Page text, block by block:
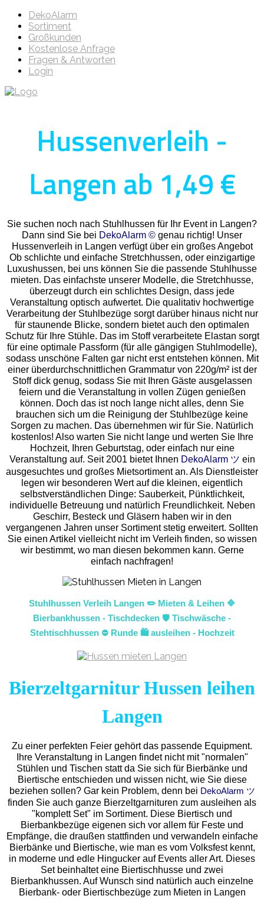
DekoAlarm
Sortiment
Großkunden
Kostenlose Anfrage
Fragen & Antworten
Login
Hussenverleih -
Langen ab 1,49 €
Sie suchen noch nach Stuhlhussen für Ihr Event in Langen?
Dann sind Sie bei DekoAlarm © genau richtig! Unser
Hussenverleih in Langen verfügt über ein großes Angebot
Ob schlichte und einfache Stretchhussen, oder einzigartige
Luxushussen, bei uns können Sie die passende Stuhlhusse
mieten. Das einfachste unserer Modelle, die Stretchhusse,
überzeugt durch ein schlichtes Design, dass jede
Veranstaltung optisch aufwertet. Die qualitativ hochwertige
Verarbeitung der Stuhlbezüge sorgt darüber hinaus nicht nur
für staunende Blicke, sondern bietet auch den optimalen
Schutz für Ihre Stühle. Das im Stoff verarbeitete Elastan sorgt
für eine optimale Passform (für alle gängigen Stuhlmodelle),
sodass unschöne Falten gar nicht erst entstehen können. Mit
einer überdurchschnittlichen Grammatur von 220g/m² ist der
Stoff dick genug, sodass Sie mit Ihren Gäste ausgelassen
feiern und die Veranstaltung in vollen Zügen genießen
können. Doch das ist noch lange nicht alles, denn Sie
brauchen sich um die Reinigung der Stuhlbezüge keine
Sorgen zu machen. Das übernehmen wir für Sie. Natürlich
kostenlos! Also warten Sie nicht lange und werten Sie Ihre
Hochzeit, Ihren Geburtstag, oder einfach nur eine
Veranstaltung auf. Seit 2001 bietet Ihnen DekoAlarm ツ ein
ausgesuchtes und großes Mietsortiment an. Als Dienstleister
legen wir besonderen Wert auf die kleinen, eigentlich
selbstverständlichen Dinge: Sauberkeit, Pünktlichkeit,
individuelle Betreuung und natürlich Freundlichkeit. Neben
Geschirr, Besteck und Gläsern haben wir in den
vergangenen Jahren unser Sortiment stetig erweitert. Sollten
Sie einen Artikel vielleicht nicht im Verleih finden, so wissen
wir bestimmt, wo man diesen bekommen kann. Gerne
einfach nachfragen!
Stuhlhussen Verleih Langen ✏️ Mieten & Leihen 🔷
Bierbankhussen - Tischdecken 🛡️ Tischwäsche -
Stehtischhussen ⛔ Runde 🛍️ ausleihen - Hochzeit
Bierzeltgarnitur Hussen leihen
Langen
Zu einer perfekten Feier gehört das passende Equipment.
Ihre Veranstaltung in Langen findet nicht mit "normalen"
Stühlen und Tischen statt da Sie sich für Bierbänke und
Biertische entschieden und wissen nicht, wie Sie diese
beziehen sollen? Gar kein Problem, denn bei DekoAlarm ツ
finden Sie auch ganze Bierzeltgarnituren zum ausleihen als
"komplett Set" im Sortiment. Diese Biertisch und
Bierbankbezüge eigenen sich vor allem für Feste und
Empfänge, die draußen stattfinden und verwandeln einfache
Bierbänke und Biertische, wie man es vom Volksfest kennt,
in moderne und edle Hingucker auf Events aller Art. Dieses
Set beinhaltet eine Biertischhusse und zwei
Bierbankhussen. Auf Wunsch sind natürlich auch einzelne
Bierbank- oder Biertischbezüge zum Mieten in Langen